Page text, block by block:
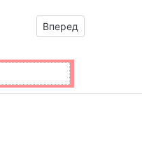
Следующий
Вперед